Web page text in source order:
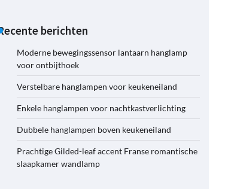
berichten
Moderne bewegingssensor lantaarn hanglamp
voor ontbijthoek
Verstelbare hanglampen voor keukeneiland
Enkele hanglampen voor nachtkastverlichting
Dubbele hanglampen boven keukeneiland
Prachtige Gilded-leaf accent Franse romantische
slaapkamer wandlamp